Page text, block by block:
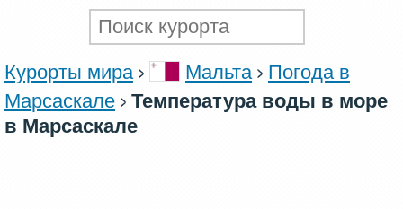
Курорты мира Мальта
Погода в
Марсаскале
Температура воды в море
в Марсаскале